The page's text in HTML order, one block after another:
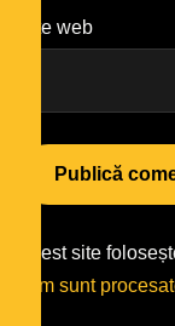
Site web
Acest site
cum sunt